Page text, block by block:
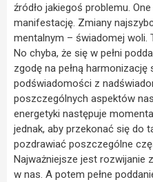
źródło jakiegoś problemu.
manifestację. Zmiany
mentalnym – świadomej woli.
No chyba, że się w pełni
zgodę na pełną
podświadomości z
poszczególnych aspektów
energetyki następuje
jednak, aby przekonać się do
pozdrawiać poszczególne
Najważniejsze jest rozwijanie
w nas. A potem pełne